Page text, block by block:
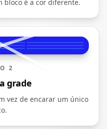
bloco é a cor diferente.
2
grade
vez de encarar um único